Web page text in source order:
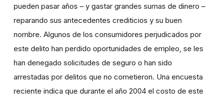
pueden pasar años – y gastar grandes sumas de dinero –
reparando sus antecedentes crediticios y su buen
nombre. Algunos de los consumidores perjudicados por
este delito han perdido oportunidades de empleo, se les
han denegado solicitudes de seguro o han sido
arrestadas por delitos que no cometieron. Una encuesta
reciente indica que durante el año 2004 el costo de este